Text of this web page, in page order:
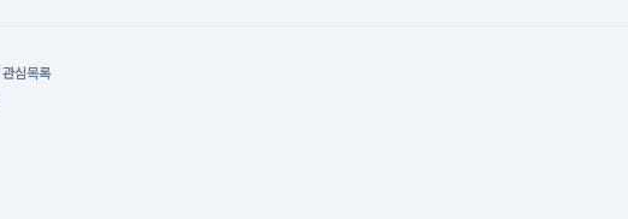
관심목록